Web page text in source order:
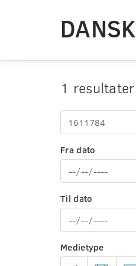
1
Fra dato
Til dato
Medietype